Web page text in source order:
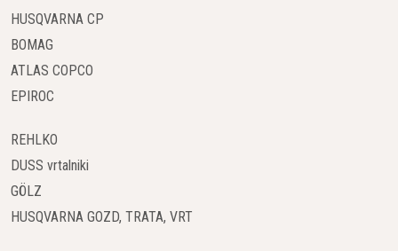
Zunanji Betonski Vibratorji
Poleg notranjih rešitev, Husqvarna ponuja tudi širok izbor
pnevmatskimi in običajnimi frekvenčnimi vibratorji. Ti so idealni
notranji vibratorji niso praktični.
Električni Frekvenčni Pretvorniki
Da bi zagotovili, da imate vedno na voljo potrebno moč,
HUSQVARNA CP
BOMAG
ATLAS COPCO
EPIROC
REHLKO
DUSS vrtalniki
GÖLZ
HUSQVARNA GOZD, TRATA, VRT